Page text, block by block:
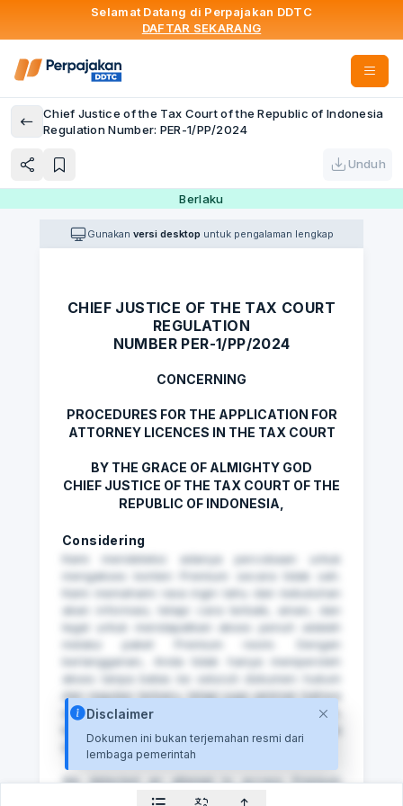
Selamat Datang di Perpajakan DDTC
DAFTAR SEKARANG
Chief Justice of the Tax Court of the Republic of Indonesia
Regulation Number: PER-1/PP/2024
Unduh
Berlaku
Gunakan versi desktop untuk pengalaman lengkap
CHIEF JUSTICE OF THE TAX COURT
REGULATION
NUMBER PER-1/PP/2024
CONCERNING
PROCEDURES FOR THE APPLICATION FOR
ATTORNEY LICENCES IN THE TAX COURT
BY THE GRACE OF ALMIGHTY GOD
CHIEF JUSTICE OF THE TAX COURT OF THE
REPUBLIC OF INDONESIA,
Considering
Kami mendeteksi adanya percobaan untuk
mengakses konten Premium secara tidak sah.
Kami memahami rasa ingin tahu dan kebutuhan
akan informasi, tetapi cara terbaik, aman, dan
legal untuk mendapatkan akses penuh adalah
melalui paket Premium resmi. Dengan
berlangganan, Anda tidak hanya memperoleh
akses tanpa batas ke seluruh dokumen hukum
dan regulasi terbaru, tetapi juga jaminan bahwa
setiap informasi yang Anda dapatkan valid,
secara profesional.
⁠We detected an attempt to access Premium
content without authorization. While we
Disclaimer
Dokumen ini bukan terjemahan resmi dari
lembaga pemerintah